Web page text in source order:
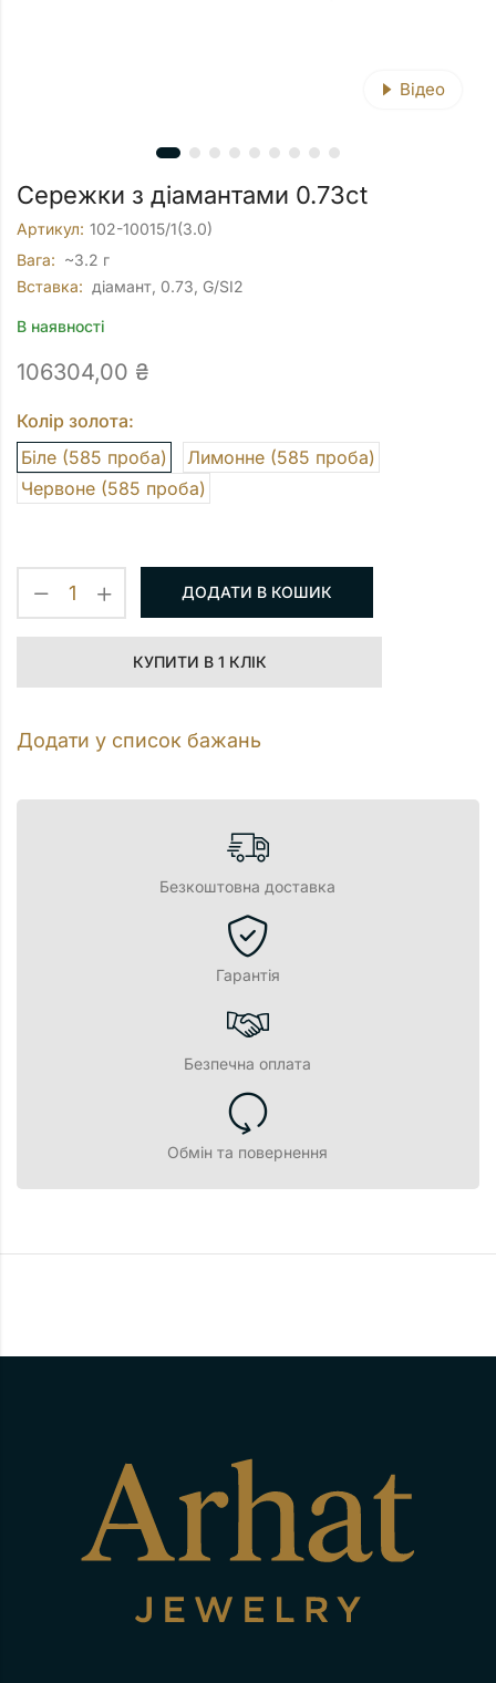
Відео
Сережки з діамантами 0.73ct
Артикул: 102-10015/1(3.0)
Вага: ~3.2 г
Вставка: діамант, 0.73, G/SI2
В наявності
106304,00 ₴
Колір золота:
Біле (585 проба)
Лимонне (585 проба)
Червоне (585 проба)
ДОДАТИ В КОШИК
КУПИТИ В 1 КЛІК
Додати у список бажань
Безкоштовна доставка
Гарантія
Безпечна оплата
Обмін та повернення